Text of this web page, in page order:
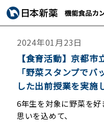
2024年01月23日
【食育活動】京都
「野菜スタンプで
した出前授業を実施
6年生を対象に野菜を好
思いを込めて、